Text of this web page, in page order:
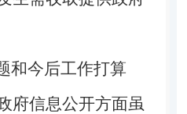
和今后工作打算
府信息公开方面虽